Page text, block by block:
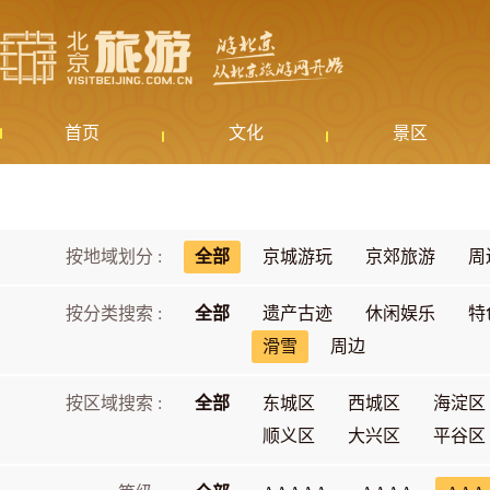
首页 文化 景区
按地域划分 : 全部 京城游玩 京郊旅游 周
按分类搜索 : 全部 遗产古迹 休闲娱乐
特
滑雪
周边
按区域搜索 : 全部 东城区 西城区
海淀区
顺义区
大兴区 平谷区